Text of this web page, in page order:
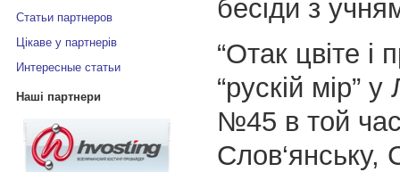
Статьи партнеров
Цікаве у партнерів
Интересные статьи
Наші партнери
бесіди з
“Отак цвіте і
“рускій мір” у
№45 в той
Слов‘янську,